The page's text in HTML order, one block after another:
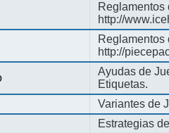
Reglamentos
http://
Reglamentos
http://
Ayudas de
Etiquetas.
Variantes de
Estrategias